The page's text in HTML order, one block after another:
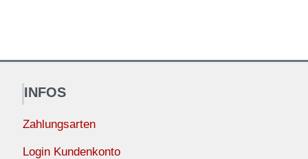
INFOS
Zahlungsarten
Login Kundenkonto